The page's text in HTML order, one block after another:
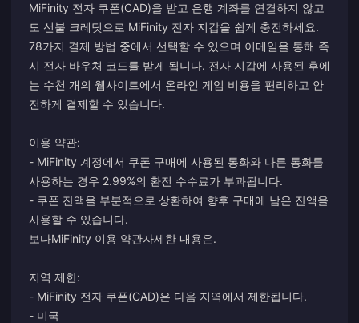
MiFinity 전자 쿠폰(CAD)을 받고 은행 계좌를 연결하지 않고
도 선불 크레딧으로 MiFinity 전자 지갑을 쉽게 충전하세요.
78가지 결제 방법 중에서 선택할 수 있으며 이메일을 통해 즉
시 전자 바우처 코드를 받게 됩니다. 전자 지갑에 사용된 후에
는 수천 개의 웹사이트에서 온라인 게임 비용을 편리하고 안
전하게 결제할 수 있습니다.
이용 약관:
- MiFinity 계정에서 쿠폰 구매에 사용된 통화와 다른 통화를
사용하는 경우 2.99%의 환전 수수료가 부과됩니다.
- 쿠폰 잔액을 부분적으로 상환하여 향후 구매에 남은 잔액을
사용할 수 있습니다.
보다MiFinity 이용 약관자세한 내용은.
지역 제한:
- MiFinity 전자 쿠폰(CAD)은 다음 지역에서 제한됩니다.
- 미국